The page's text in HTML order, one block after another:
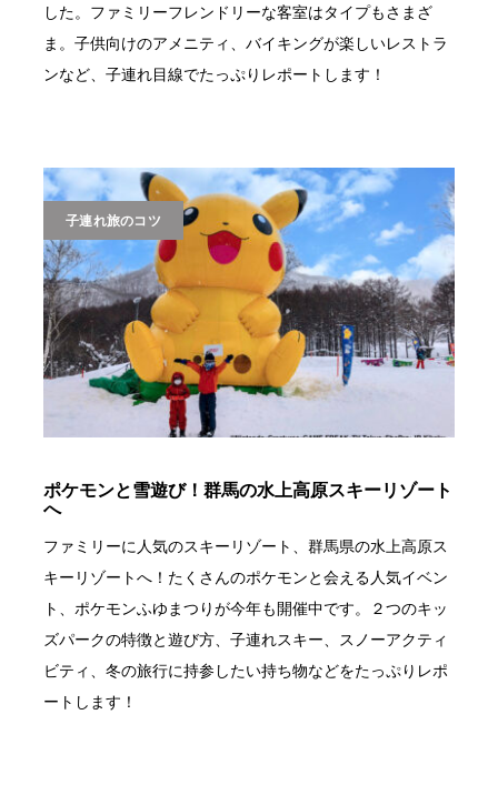
した。ファミリーフレンドリーな客室はタイプもさまざ
ま。子供向けのアメニティ、バイキングが楽しいレストラ
ンなど、子連れ目線でたっぷりレポートします！
子連れ旅のコツ
ポケモンと雪遊び！群馬の水上高原スキーリゾート
へ
ファミリーに人気のスキーリゾート、群馬県の水上高原ス
キーリゾートへ！たくさんのポケモンと会える人気イベン
ト、ポケモンふゆまつりが今年も開催中です。２つのキッ
ズパークの特徴と遊び方、子連れスキー、スノーアクティ
ビティ、冬の旅行に持参したい持ち物などをたっぷりレポ
ートします！